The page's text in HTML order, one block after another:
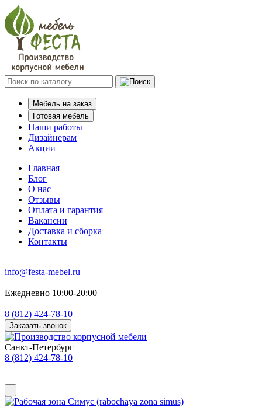
Мебель на заказ
Готовая мебель
Наши работы
Дизайнерам
Акции
Главная
Блог
О нас
Отзывы
Оплата и гарантия
Вакансии
Доставка и сборка
Контакты
info@festa-mebel.ru
Ежедневно 10:00-20:00
8 (812) 424-78-10
Заказать звонок
Санкт-Петербург
8 (812) 424-78-10